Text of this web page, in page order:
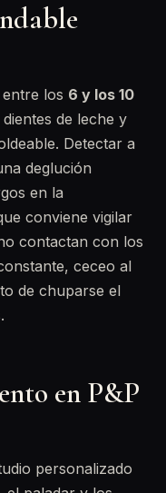
los 6 y los 10
de leche y
Detectar a
deglución
en la
conviene vigilar
contactan con los
ceceo al
de chuparse el
en P&P
personalizado